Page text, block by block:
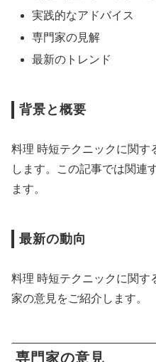
実践的なアドバイス
専門家の見解
最新のトレンド
背景と概要
料理 時短テクニックに関す
します。この記事では関連
ます。
最新の動向
料理 時短テクニックに関す
家の意見をご紹介します。
専門家の意見